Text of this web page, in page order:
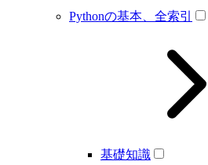
Pythonの基本、全索引
基礎知識